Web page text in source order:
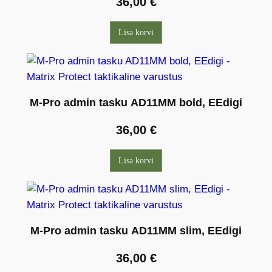
Lisa korvi
M-Pro admin tasku AD11MM bold, EEdigi
36,00 €
Lisa korvi
M-Pro admin tasku AD11MM slim, EEdigi
36,00 €